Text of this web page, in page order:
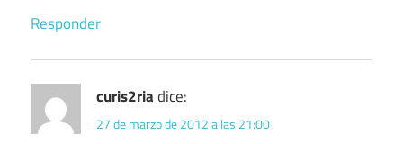
Responder
curis2riadice:
27 de marzo de 2012 a las 21:00